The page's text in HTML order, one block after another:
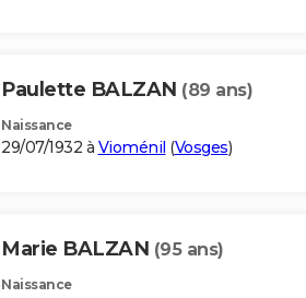
Paulette BALZAN (89 ans)
Naissance
29/07/1932 à Vioménil (Vosges)
Marie BALZAN (95 ans)
Naissance